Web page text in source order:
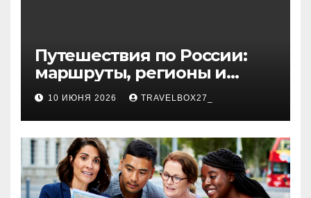
Путешествия по России:
маршруты, регионы и
особенности поездок
10 ИЮНЯ 2026 TRAVELBOX27_